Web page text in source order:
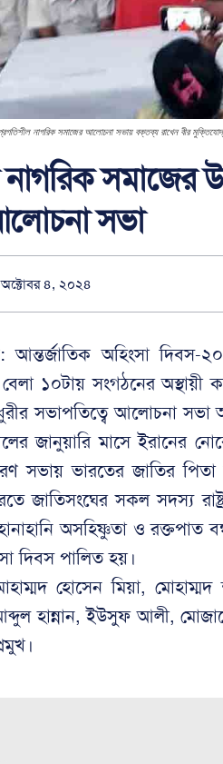
নাগরিক সমাজের আলোচনা সভায় বক্তব্য রাখেন বীর
নাগরিক সমাজের
সভা
অক্টোবর ৪, ২০২৪
আন্তর্জাতিক অহিংসা
১০টায় সংগঠনের অস্থায়ী
সভাপতিত্বে আলোচনা সভা
জানুয়ারি মাসে ইরানের
সভায় ভারতের জাতির পিতা
জাতিসংঘের সকল সদস্য
হানাহানি অসহিষ্ণুতা ও
দিবস পালিত হয়।
হোসেন মিয়া,
হান্নান, ইউসুফ আলী,